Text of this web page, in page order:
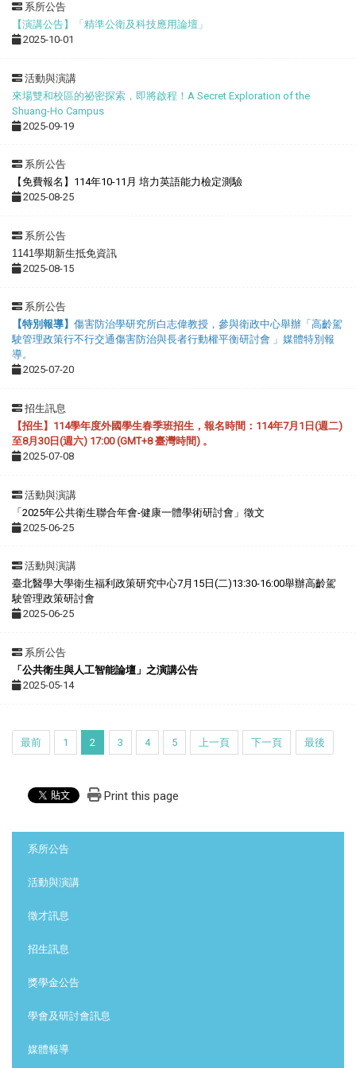
系所公告
【演講公告】「精準公衛及科技應用論壇」
2025-10-01
活動與演講
來場雙和校區的祕密探索，即將啟程！A Secret Exploration of the
Shuang-Ho Campus
2025-09-19
系所公告
【免費報名】114年10-11月 培力英語能力檢定測驗
2025-08-25
系所公告
1141學期新生抵免資訊
2025-08-15
系所公告
【特別報導】 傷害防治學研究所白志偉教授，參與衛政中心舉辦「高齡駕
駛管理政策行不行交通傷害防治與長者行動權平衡研討會 」媒體特別報
導。
2025-07-20
招生訊息
【招生】114學年度外國學生春季班招生，報名時間：114年7月1日(週二)
至8月30日(週六) 17:00 (GMT+8 臺灣時間) 。
2025-07-08
活動與演講
「2025年公共衛生聯合年會-健康一體學術研討會」徵文
2025-06-25
活動與演講
臺北醫學大學衛生福利政策研究中心7月15日(二)13:30-16:00舉辦高齡駕
駛管理政策研討會
2025-06-25
系所公告
「公共衛生與人工智能論壇」之演講公告
2025-05-14
最前 1 2 3 4 5 上一頁 下一頁 最後
Print this page
系所公告
活動與演講
徵才訊息
招生訊息
獎學金公告
學會及研討會訊息
媒體報導